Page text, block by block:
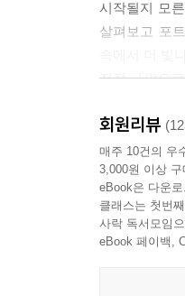
시작될지 모
살펴보고 포
전작 『앞으
사지 말라 같
특징은 무엇
국내 최고의
깨달음을 얻
회원리뷰
매주 10건의 우
3,000원 이상
eBook은 다운
클래스는 첫번
사락 독서모임
eBook 페이백,